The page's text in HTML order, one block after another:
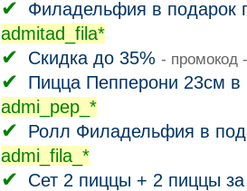
Филадельфия в подарок
admitad_fila*
Скидка до 35% - промокод
Пицца Пепперони 23см в
admi_pep_*
Ролл Филадельфия в
admi_fila_*
Сет 2 пиццы + 2 пиццы